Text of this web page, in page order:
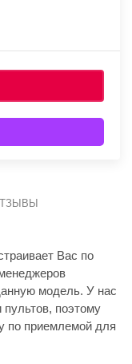
Вас по
модель. У нас
поэтому
по приемлемой для